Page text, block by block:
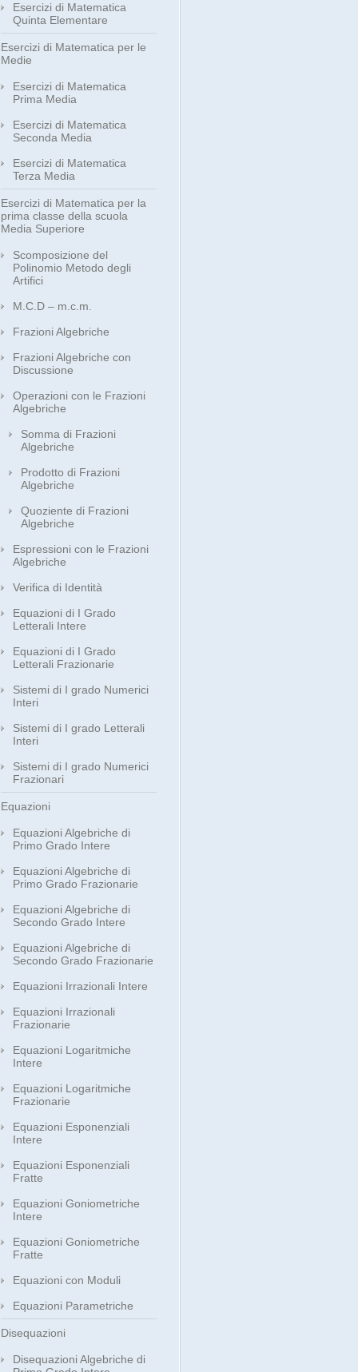
Esercizi di Matematica
Quinta Elementare
Esercizi di Matematica per le
Medie
Esercizi di Matematica
Prima Media
Esercizi di Matematica
Seconda Media
Esercizi di Matematica
Terza Media
Esercizi di Matematica per la
prima classe della scuola
Media Superiore
Scomposizione del
Polinomio Metodo degli
Artifici
M.C.D – m.c.m.
Frazioni Algebriche
Frazioni Algebriche con
Discussione
Operazioni con le Frazioni
Algebriche
Somma di Frazioni
Algebriche
Prodotto di Frazioni
Algebriche
Quoziente di Frazioni
Algebriche
Espressioni con le Frazioni
Algebriche
Verifica di Identità
Equazioni di I Grado
Letterali Intere
Equazioni di I Grado
Letterali Frazionarie
Sistemi di I grado Numerici
Interi
Sistemi di I grado Letterali
Interi
Sistemi di I grado Numerici
Frazionari
Equazioni
Equazioni Algebriche di
Primo Grado Intere
Equazioni Algebriche di
Primo Grado Frazionarie
Equazioni Algebriche di
Secondo Grado Intere
Equazioni Algebriche di
Secondo Grado Frazionarie
Equazioni Irrazionali Intere
Equazioni Irrazionali
Frazionarie
Equazioni Logaritmiche
Intere
Equazioni Logaritmiche
Frazionarie
Equazioni Esponenziali
Intere
Equazioni Esponenziali
Fratte
Equazioni Goniometriche
Intere
Equazioni Goniometriche
Fratte
Equazioni con Moduli
Equazioni Parametriche
Disequazioni
Disequazioni Algebriche di